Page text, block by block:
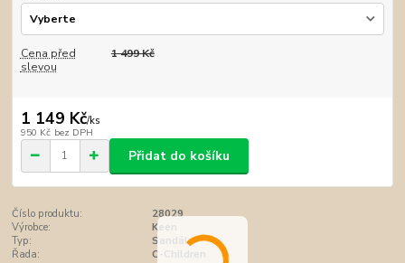
Cena před
slevou
1 499 Kč
1 149 Kč/ks
950 Kč bez DPH
Přidat do košíku
Číslo produktu:
28029
Výrobce:
Keen
Typ:
Sandály
Řada:
C-Children